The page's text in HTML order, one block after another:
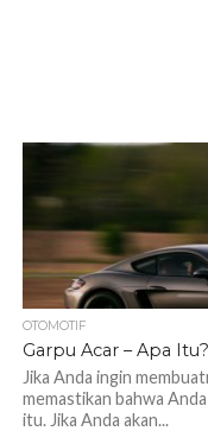
OTOMOTIF
Garpu Acar – Apa Itu?
Jika Anda ingin
memastikan bahwa
itu. Jika Anda akan...